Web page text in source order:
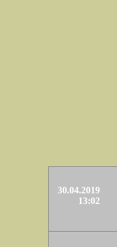
30.04.2019
13:02